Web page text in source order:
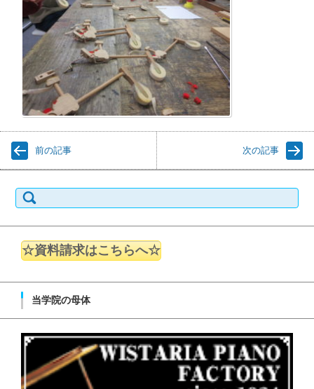
前の記事 次の記事
検索:
☆資料請求はこちらへ☆
当学院の母体